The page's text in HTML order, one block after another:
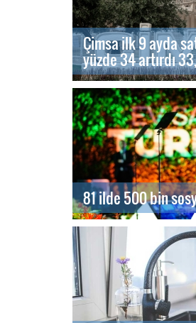
Çimsa ilk 9 ayda
yüzde 34 artırdı
81 ilde 500 bin